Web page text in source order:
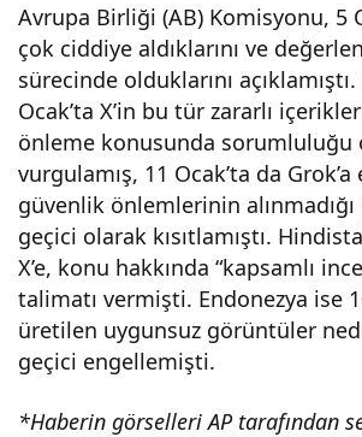
Avrupa Birliği (AB) Komisyonu, 5
çok ciddiye aldıklarını ve
sürecinde olduklarını
Ocak’ta X’in bu tür zararlı
önleme konusunda sorumluluğu
vurgulamış, 11 Ocak’ta da
güvenlik önlemlerinin
geçici olarak kısıtlamıştı.
X’e, konu hakkında “kapsamlı
talimatı vermişti. Endonezya ise
üretilen uygunsuz görüntüler
geçici engellemişti.
*Haberin görselleri AP tarafından
arka
sı
orta
ya
çıktı